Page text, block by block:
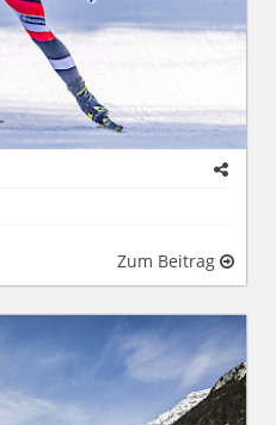
Zum Beitrag